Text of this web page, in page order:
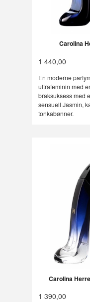
Carolina
1 440,00
En moderne
ultrafeminin med
braksuksess med
sensuell Jasmin,
tonkabønner.
Carolina
1 390,00